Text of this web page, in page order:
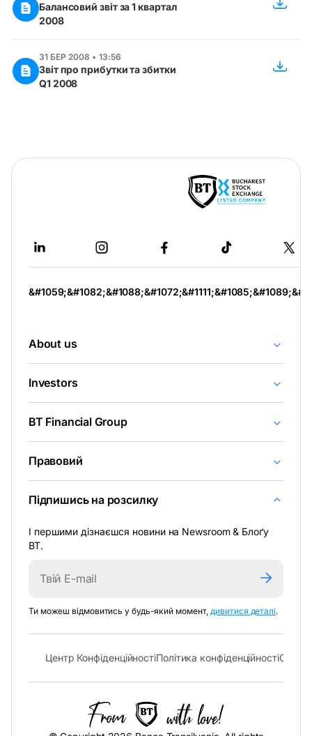
Балансовий звіт за 1 квартал
2008
31 БЕР 2008 • 13:56
Звіт про прибутки та збитки
Q1 2008
новій
вкладці
About us
Investors
BT Financial Group
Правовий
Підпишись на розсилку
І першими дізнаєшся новини на Newsroom & Блоґу
BT.
Ти можеш відмовитись у будь-який момент,дивитися деталі-
в
вкладці
.
Центр Конфіденційності- відкривається в новій вкладці
Політика конфіденційності-